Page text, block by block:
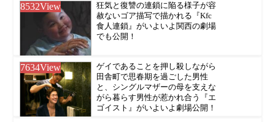
8532View
狂気と復讐の連鎖に陥る様子が容
赦ないゴア描写で描かれる『Kfc
食人連鎖』がいよいよ関西の劇場
でも公開！
7634View
ゲイであることを押し殺しながら
田舎町で思春期を過ごした男性
と、シングルマザーの母を支えな
がら暮らす男性が惹かれ合う『エ
ゴイスト』がいよいよ劇場公開！